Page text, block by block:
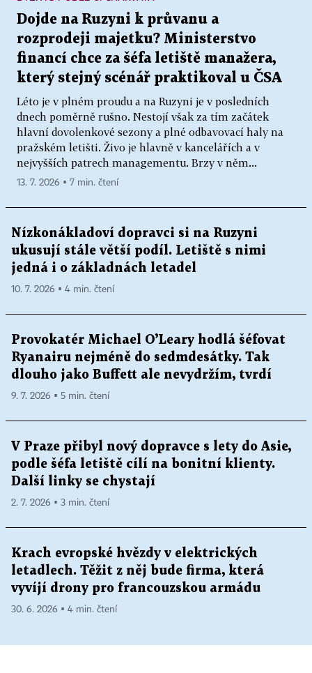
Dojde na Ruzyni k průvanu a
rozprodeji majetku? Ministerstvo
financí chce za šéfa letiště manažera,
který stejný scénář praktikoval u ČSA
Léto je v plném proudu a na Ruzyni je v posledních
dnech poměrně rušno. Nestojí však za tím začátek
hlavní dovolenkové sezony a plné odbavovací haly na
pražském letišti. Živo je hlavně v kancelářích a v
nejvyšších patrech managementu. Brzy v něm...
13. 7. 2026 ▪ 7 min. čtení
Nízkonákladoví dopravci si na Ruzyni
ukusují stále větší podíl. Letiště s nimi
jedná i o základnách letadel
10. 7. 2026 ▪ 4 min. čtení
Provokatér Michael O’Leary hodlá šéfovat
Ryanairu nejméně do sedmdesátky. Tak
dlouho jako Buffett ale nevydržím, tvrdí
9. 7. 2026 ▪ 5 min. čtení
V Praze přibyl nový dopravce s lety do Asie,
podle šéfa letiště cílí na bonitní klienty.
Další linky se chystají
2. 7. 2026 ▪ 3 min. čtení
Krach evropské hvězdy v elektrických
letadlech. Těžit z něj bude firma, která
vyvíjí drony pro francouzskou armádu
30. 6. 2026 ▪ 4 min. čtení